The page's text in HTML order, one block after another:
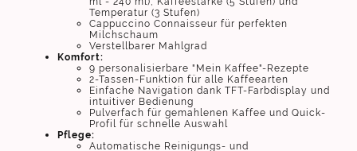
Temperatur (3 Stufen)
Cappuccino Connaisseur für perfekten
Milchschaum
Verstellbarer Mahlgrad
Komfort:
9 personalisierbare "Mein Kaffee"-Rezepte
2-Tassen-Funktion für alle Kaffeearten
Einfache Navigation dank TFT-Farbdisplay und
intuitiver Bedienung
Pulverfach für gemahlenen Kaffee und Quick-
Profil für schnelle Auswahl
Pflege:
Automatische Reinigungs- und